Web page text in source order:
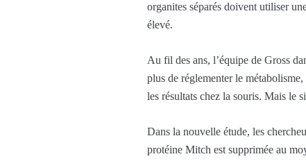
organites séparés doivent utiliser
élevé.
Au fil des ans, l’équipe de Gross
plus de réglementer le
les résultats chez la souris. Mais le
Dans la nouvelle étude, les
protéine Mitch est supprimée au